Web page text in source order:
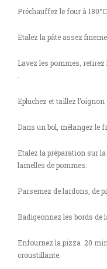
Préchauffez le four à 180°C.
Etalez la pâte assez
Lavez les pommes,
Epluchez et taillez
Dans un bol, mélangez le
Etalez la préparation sur
lamelles de pommes.
Parsemez de lardons, de
Badigeonnez les bords de
Enfournez la pizza 20 min
croustillante.